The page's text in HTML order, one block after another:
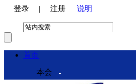
登录 | 注册 |说明
首页
本会